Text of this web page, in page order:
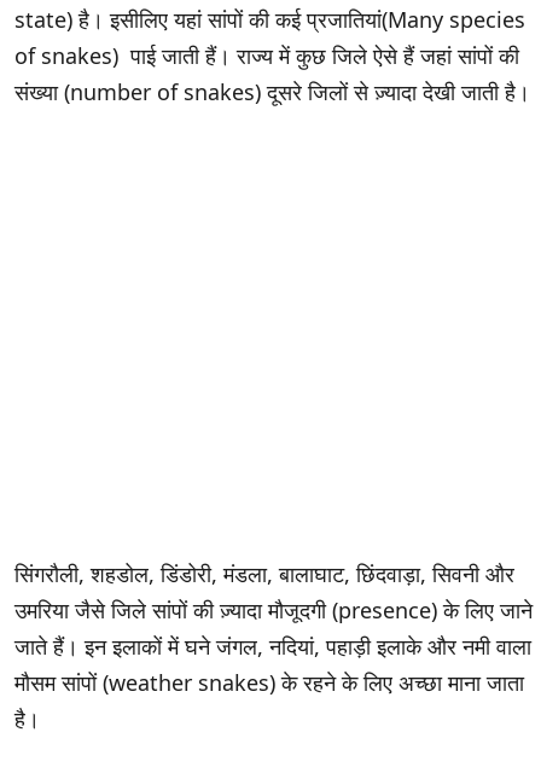
state) है। इसीलिए यहां सांपों की कई प्रजातियां(Many species
of snakes) पाई जाती हैं। राज्य में कुछ जिले ऐसे हैं जहां सांपों की
संख्या (number of snakes) दूसरे जिलों से ज़्यादा देखी जाती है।
सिंगरौली, शहडोल, डिंडोरी, मंडला, बालाघाट, छिंदवाड़ा, सिवनी और
उमरिया जैसे जिले सांपों की ज़्यादा मौजूदगी (presence) के लिए जाने
जाते हैं। इन इलाकों में घने जंगल, नदियां, पहाड़ी इलाके और नमी वाला
मौसम सांपों (weather snakes) के रहने के लिए अच्छा माना जाता
है।